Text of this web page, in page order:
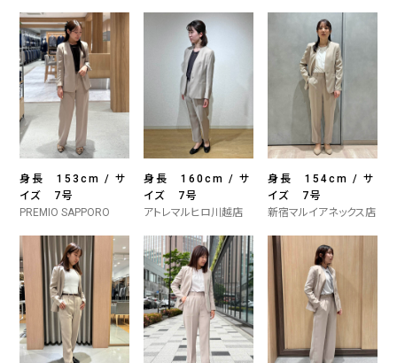
身長 153cm / サ
イズ 7号
PREMIO SAPPORO
身長 160cm / サ
イズ 7号
アトレマルヒロ川越店
身長 154cm / サ
イズ 7号
新宿マルイアネックス店